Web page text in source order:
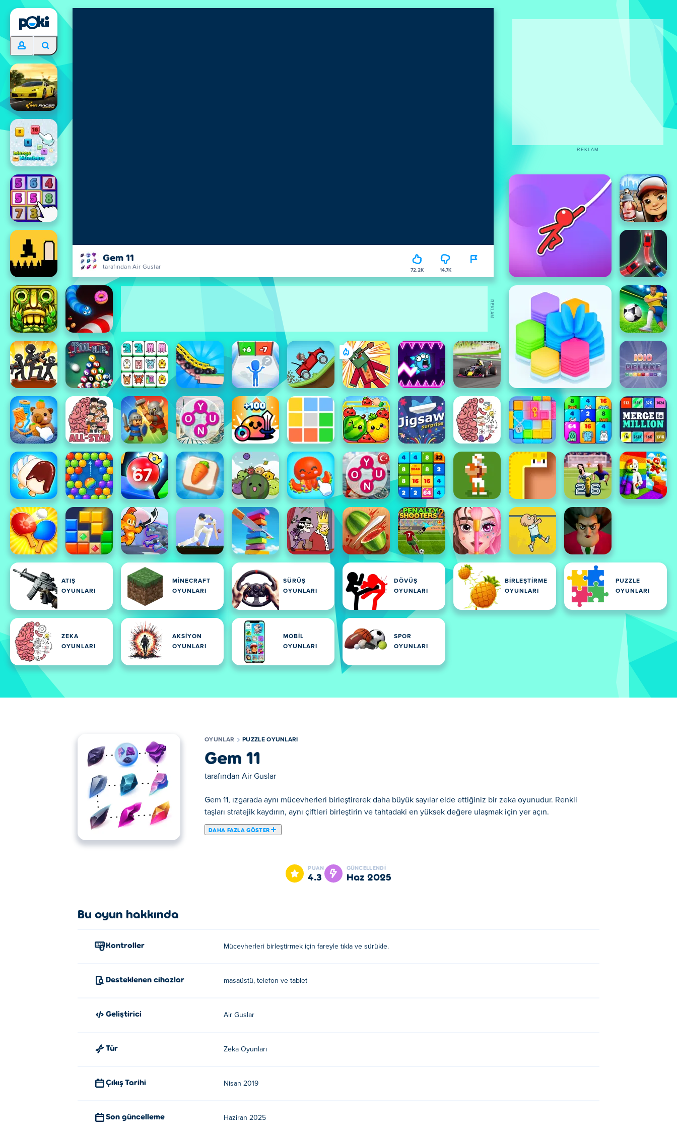
Gem 11
tarafından Air Guslar 72.2K 14.7K
ATIŞ
OYUNLARI
MINECRAFT
OYUNLARI
SÜRÜŞ
OYUNLARI
DÖVÜŞ
OYUNLARI
BIRLEŞTIRME
OYUNLARI
PUZZLE
OYUNLARI
ZEKA
OYUNLARI
AKSIYON
OYUNLARI
MOBIL
OYUNLARI
SPOR
OYUNLARI
REKLAM
REKLAM
OYUNLAR PUZZLE OYUNLARI
Gem 11
tarafından Air Guslar
Gem 11, ızgarada aynı mücevherleri birleştirerek daha büyük sayılar elde ettiğiniz bir zeka oyunudur. Renkli
taşları stratejik kaydırın, aynı çiftleri birleştirin ve tahtadaki en yüksek değere ulaşmak için yer açın.
DAHA FAZLA GÖSTER
Haydi Gem 11 oynayalım. Gem 11 seçkin Puzzle Oyunları mızdandır.
PUAN
4.3
GÜNCELLENDI
Haz 2025
Bu oyun hakkında
Kontroller Mücevherleri birleştirmek için fareyle tıkla ve sürükle.
Desteklenen cihazlar masaüstü, telefon ve tablet
Geliştirici Air Guslar
Tür Zeka Oyunları
Çıkış Tarihi Nisan 2019
Son güncelleme Haziran 2025